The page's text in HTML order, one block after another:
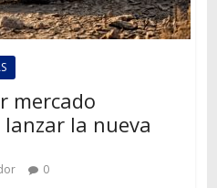
mercado
la nueva
0